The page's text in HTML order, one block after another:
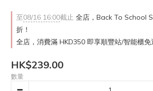
至08/16 16:00截止 全店，Back To School
折！
全店，消費滿 HKD350 即享順豐站/智能櫃免
HK$239.00
數量